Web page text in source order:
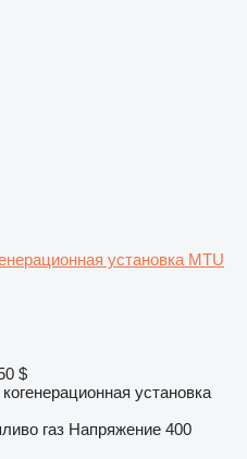
установка MTU
$
установка
газ Напряжение 400